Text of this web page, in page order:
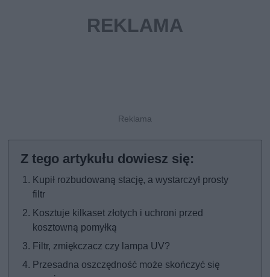
Kupił rozbudowaną stację, a wystarczył prosty
filtr
Kosztuje kilkaset złotych i uchroni przed
kosztowną pomyłką
Filtr, zmiękczacz czy lampa UV?
Przesadna oszczędność może skończyć się